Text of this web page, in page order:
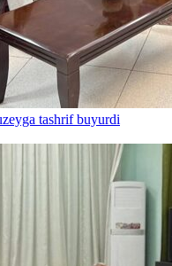
tashrif buyurdi